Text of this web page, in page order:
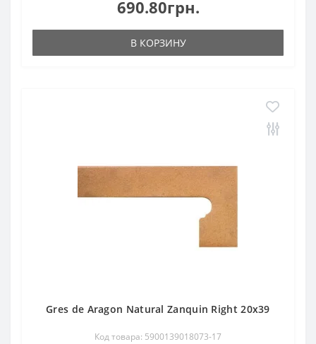
690.80грн.
В КОРЗИНУ
Gres de Aragon Natural Zanquin Right 20х39
Код товара: 5900139018073-17